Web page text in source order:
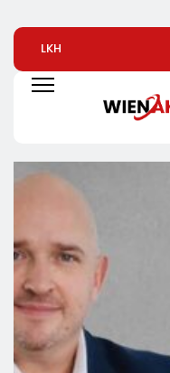
LKH
Krankenversicherung
Dreifach
Ausgezeichnet